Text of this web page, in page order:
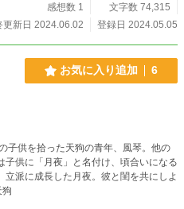
感想数 1
文字数 74,315
更新日 2024.06.02
登録日 2024.05.05
お気に入り追加 6
子供を拾った天狗の青年、風琴。他の
供に「月夜」と名付け、頃合いになる
派に成長した月夜。彼と閨を共にしよ